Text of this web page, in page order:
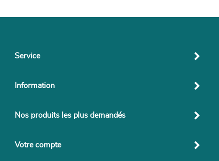
Service
Information
Nos produits les plus demandés
Votre compte